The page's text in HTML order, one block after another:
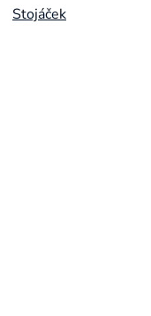
Stojáček